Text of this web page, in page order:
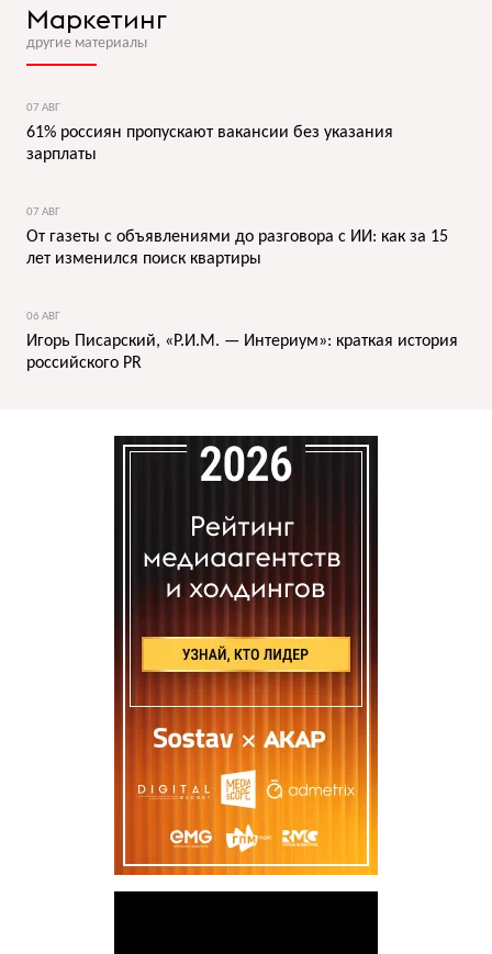
Маркетинг
другие материалы
07 АВГ
61% россиян пропускают вакансии без указания
зарплаты
07 АВГ
От газеты с объявлениями до разговора с ИИ: как за 15
лет изменился поиск квартиры
06 АВГ
Игорь Писарский, «Р.И.М. — Интериум»: краткая история
российского PR